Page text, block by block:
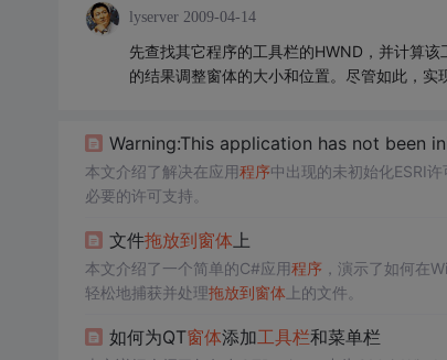
lyserver 2009-04-14
先查找其它程序的工具栏的HWND，并计算
的结果调整窗体的大小和位置。尽管如此，实
Warning:This application has not been
本文介绍了解决在应用程序中出现的未初始化ESRI
必要的许可支持。
文件拖放到窗体上
本文介绍了一个简单的C#应用程序 ，演示了如何在
轻松地捕获并处理拖放到窗体 上的文件。
如何为QT窗体添加工具栏和菜单栏